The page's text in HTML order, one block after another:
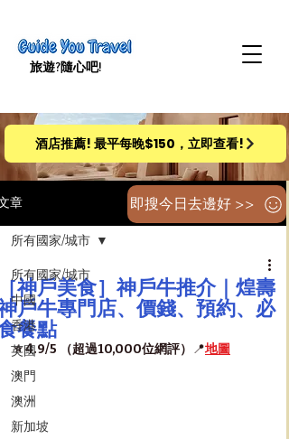
旅遊​?隨心吧!
酒店推薦! 最平每晚$150，立即查看!
章
所有國家/城市
中國
香港
英國
澳門
澳洲
新加坡
所有國家/城市
神戶美食］神戶牛推介｜煌壽
戶牛專門店、價錢、預約、必
餐點
⭐️ 4.9/5 （超過10,000位網評） 📍地圖
即搜今日去邊好 >>